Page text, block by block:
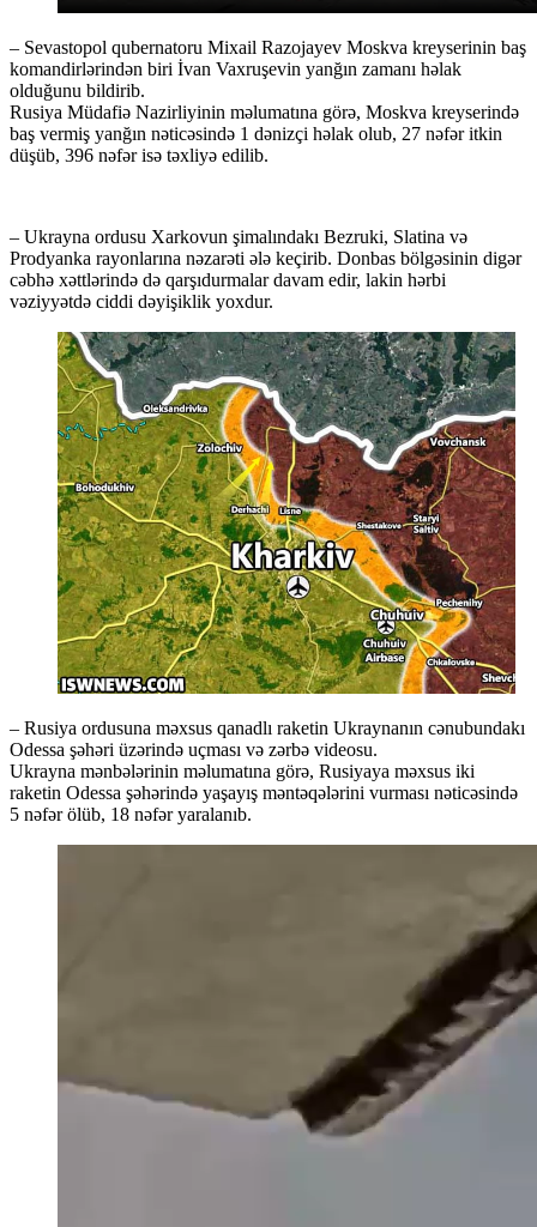
– Sevastopol qubernatoru Mixail Razojayev Moskva kreyserinin baş
komandirlərindən biri İvan Vaxruşevin yanğın zamanı həlak
olduğunu bildirib.
Rusiya Müdafiə Nazirliyinin məlumatına görə, Moskva kreyserində
baş vermiş yanğın nəticəsində 1 dənizçi həlak olub, 27 nəfər itkin
düşüb, 396 nəfər isə təxliyə edilib.
– Ukrayna ordusu Xarkovun şimalındakı Bezruki, Slatina və
Prodyanka rayonlarına nəzarəti ələ keçirib. Donbas bölgəsinin digər
cəbhə xəttlərində də qarşıdurmalar davam edir, lakin hərbi
vəziyyətdə ciddi dəyişiklik yoxdur.
– Rusiya ordusuna məxsus qanadlı raketin Ukraynanın cənubundakı
Odessa şəhəri üzərində uçması və zərbə videosu.
Ukrayna mənbələrinin məlumatına görə, Rusiyaya məxsus iki
raketin Odessa şəhərində yaşayış məntəqələrini vurması nəticəsində
5 nəfər ölüb, 18 nəfər yaralanıb.